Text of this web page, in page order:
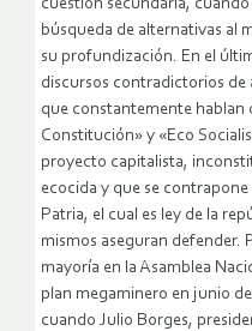
cuestión secundaria,
búsqueda de alternativas al
su profundización. En el
discursos contradictorios de
que constantemente hablan
Constitución» y «Eco
proyecto capitalista,
ecocida y que se
Patria, el cual es ley de la
mismos aseguran defender.
mayoría en la Asamblea
plan megaminero en junio
cuando Julio Borges,